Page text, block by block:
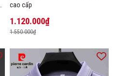
cao cấp
1.120.000₫
1.550.000₫